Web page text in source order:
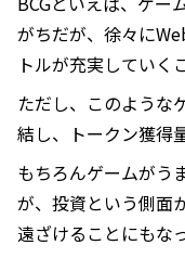
がちだが、徐々に
トルが充実していく
ただし、このような
結し、トークン獲得
もちろんゲームがう
が、投資という側面
遠ざけることにもな